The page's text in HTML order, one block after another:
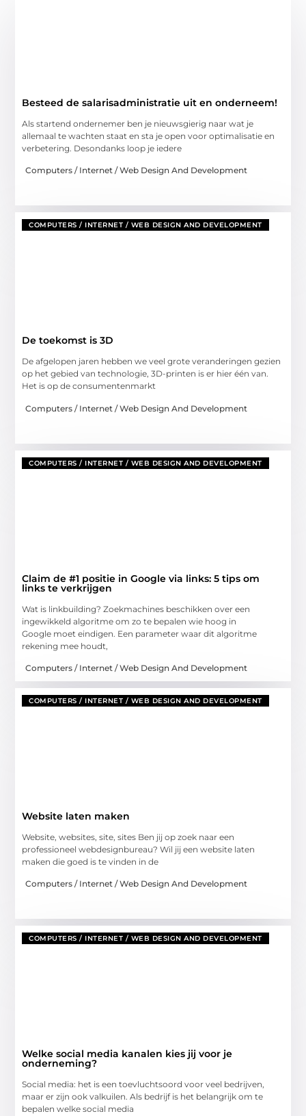
Besteed de salarisadministratie uit en onderneem!
Als startend ondernemer ben je nieuwsgierig naar wat je
allemaal te wachten staat en sta je open voor optimalisatie en
verbetering. Desondanks loop je iedere
Computers / Internet / Web Design And Development
COMPUTERS / INTERNET / WEB DESIGN AND DEVELOPMENT
De toekomst is 3D
De afgelopen jaren hebben we veel grote veranderingen gezien
op het gebied van technologie, 3D-printen is er hier één van.
Het is op de consumentenmarkt
Computers / Internet / Web Design And Development
COMPUTERS / INTERNET / WEB DESIGN AND DEVELOPMENT
Claim de #1 positie in Google via links: 5 tips om
links te verkrijgen
Wat is linkbuilding? Zoekmachines beschikken over een
ingewikkeld algoritme om zo te bepalen wie hoog in
Google moet eindigen. Een parameter waar dit algoritme
rekening mee houdt,
Computers / Internet / Web Design And Development
COMPUTERS / INTERNET / WEB DESIGN AND DEVELOPMENT
Website laten maken
Website, websites, site, sites Ben jij op zoek naar een
professioneel webdesignbureau? Wil jij een website laten
maken die goed is te vinden in de
Computers / Internet / Web Design And Development
COMPUTERS / INTERNET / WEB DESIGN AND DEVELOPMENT
Welke social media kanalen kies jij voor je
onderneming?
Social media: het is een toevluchtsoord voor veel bedrijven,
maar er zijn ook valkuilen. Als bedrijf is het belangrijk om te
bepalen welke social media